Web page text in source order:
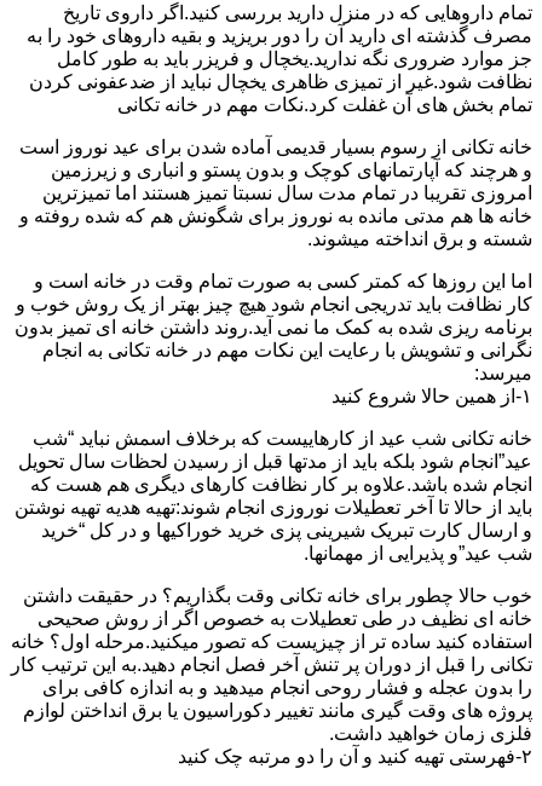
تمام داروهایی که در منزل دارید بررسی کنید.اگر داروی تاریخ
مصرف گذشته ای دارید آن را دور بریزید و بقیه داروهای خود را به
جز موارد ضروری نگه ندارید.یخچال و فریزر باید به طور کامل
نظافت شود.غیر از تمیزی ظاهری یخچال نباید از ضدعفونی کردن
تمام بخش های آن غفلت کرد.نکات مهم در خانه تکانی
خانه تکانی از رسوم بسیار قدیمی آماده شدن برای عید نوروز است
و هرچند که آپارتمانهای کوچک و بدون پستو و انباری و زیرزمین
امروزی تقریبا در تمام مدت سال نسبتا تمیز هستند اما تمیزترین
خانه ها هم مدتی مانده به نوروز برای شگونش هم که شده روفته و
شسته و برق انداخته میشوند.
اما این روزها که کمتر کسی به صورت تمام وقت در خانه است و
کار نظافت باید تدریجی انجام شود هیچ چیز بهتر از یک روش خوب و
برنامه ریزی شده به کمک ما نمی آید.روند داشتن خانه ای تمیز بدون
نگرانی و تشویش با رعایت این نکات مهم در خانه تکانی به انجام
میرسد:
۱-از همین حالا شروع کنید
خانه تکانی شب عید از کارهاییست که برخلاف اسمش نباید “شب
عید”انجام شود بلکه باید از مدتها قبل از رسیدن لحظات سال تحویل
انجام شده باشد.علاوه بر کار نظافت کارهای دیگری هم هست که
باید از حالا تا آخر تعطیلات نوروزی انجام شوند:تهیه هدیه تهیه نوشتن
و ارسال کارت تبریک شیرینی پزی خرید خوراکیها و در کل “خرید
شب عید”و پذیرایی از مهمانها.
خوب حالا چطور برای خانه تکانی وقت بگذاریم؟ در حقیقت داشتن
خانه ای نظیف در طی تعطیلات به خصوص اگر از روش صحیحی
استفاده کنید ساده تر از چیزیست که تصور میکنید.مرحله اول؟ خانه
تکانی را قبل از دوران پر تنش آخر فصل انجام دهید.به این ترتیب کار
را بدون عجله و فشار روحی انجام میدهید و به اندازه کافی برای
پروژه های وقت گیری مانند تغییر دکوراسیون یا برق انداختن لوازم
فلزی زمان خواهید داشت.
۲-فهرستی تهیه کنید و آن را دو مرتبه چک کنید